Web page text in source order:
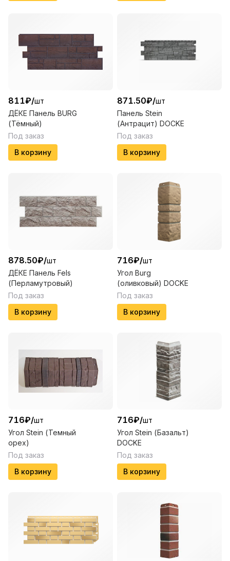
811₽/шт
ДЁКЕ Панель BURG
(Тёмный)
Под заказ
В корзину
871.50₽/шт
Панель Stein
(Антрацит) DOCKE
Под заказ
В корзину
878.50₽/шт
ДЁКЕ Панель Fels
(Перламутровый)
Под заказ
В корзину
716₽/шт
Угол Burg
(оливковый) DOCKE
Под заказ
В корзину
716₽/шт
Угол Stein (Темный
орех)
Под заказ
В корзину
716₽/шт
Угол Stein (Базальт)
DOCKE
Под заказ
В корзину